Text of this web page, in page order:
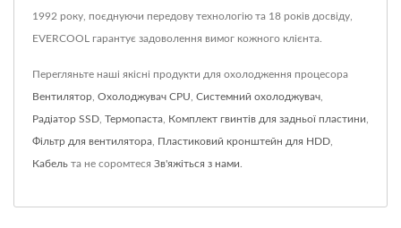
1992 року, поєднуючи передову технологію та 18 років досвіду,
EVERCOOL гарантує задоволення вимог кожного клієнта.
Перегляньте наші якісні продукти для охолодження процесора
Вентилятор Охолоджувач CPU Системний охолоджувач
Радіатор SSD Термопаста Комплект гвинтів для задньої пластини
Фільтр для вентилятора Пластиковий кронштейн для HDD
Кабель та не соромтеся Зв'яжіться з нами